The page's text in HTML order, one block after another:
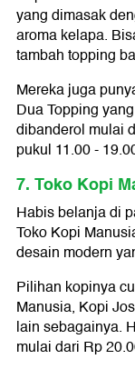
yang dimasak
aroma kelapa.
tambah topping
Mereka juga
Dua Topping
dibanderol mulai
pukul 11.00 -
7. Toko Kopi
Habis belanja di
Toko Kopi
desain modern
Pilihan kopinya
Manusia, Kopi
lain sebagainya.
mulai dari Rp